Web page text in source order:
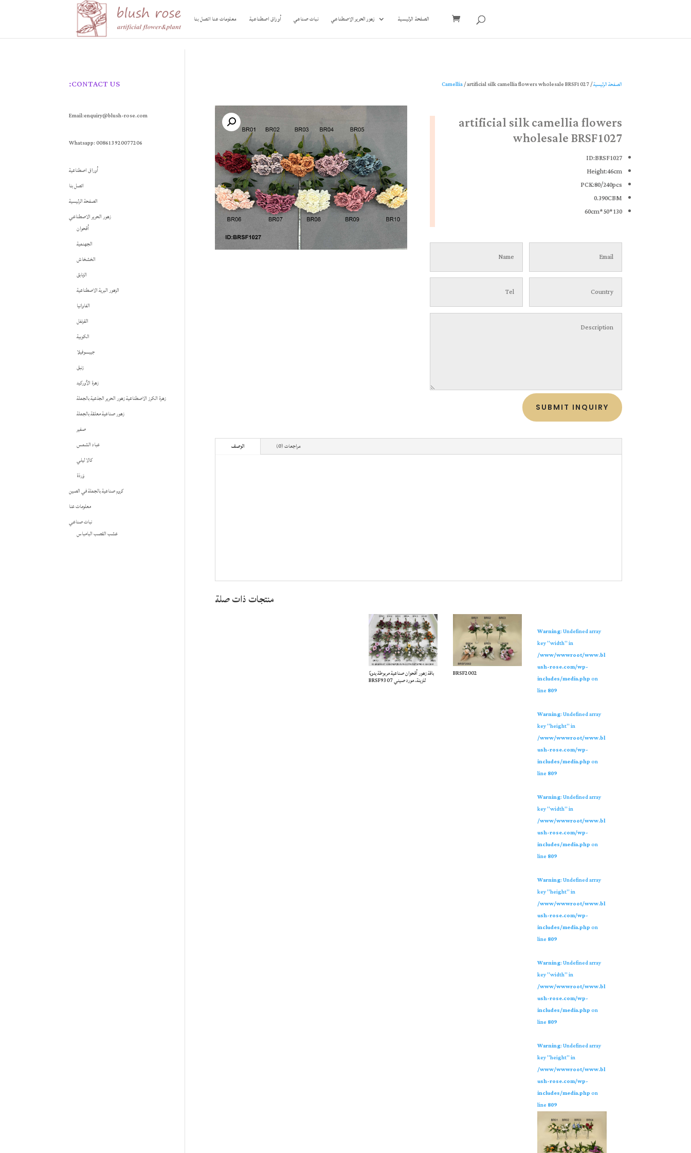
الصفحة الرئيسية
زهور الحرير الاصطناعي نبات صناعي أوراق اصطناعية معلومات عنا اتصل بنا
الصفحة الرئيسية/
Camellia/ artificial silk camellia flowers wholesale BRSF1027
artificial silk camellia flowers
wholesale BRSF1027
ID:BRSF1027
Height:46cm
PCK:80/240pcs
0.390CBM
130*50*60cm
SUBMIT INQUIRY
الوصف مراجعات (0)
منتجات ذات صلة
Warning: Undefined array
key "width" in
/www/wwwroot/www.bl
ush-rose.com/wp-
includes/media.phpon
line 809
Warning: Undefined array
key "height" in
/www/wwwroot/www.bl
ush-rose.com/wp-
includes/media.phpon
line 809
Warning: Undefined array
key "width" in
/www/wwwroot/www.bl
ush-rose.com/wp-
includes/media.phpon
line 809
Warning: Undefined array
key "height" in
/www/wwwroot/www.bl
ush-rose.com/wp-
includes/media.phpon
line 809
Warning: Undefined array
key "width" in
/www/wwwroot/www.bl
ush-rose.com/wp-
includes/media.phpon
line 809
Warning: Undefined array
key "height" in
/www/wwwroot/www.bl
ush-rose.com/wp-
includes/media.phpon
line 809
BRSF2002 باقة زهور أقحوان صناعية مربوطة يدويًا
للزينة، مورد صيني BRSF9307
CONTACT US:
Email:enquiry@blush-rose.com
Whatsapp: 008613920077206
أوراق اصطناعية
اتصل بنا
الصفحة الرئيسية
زهور الحرير الاصطناعي
أقحوان
الجهنمية
الخشخاش
الزنابق
الزهور البرية الاصطناعية
الفاوانيا
القرنفل
الكوبية
جيبسوفيلا
زنبق
زهرة الأوركيد
زهرة الكرز الاصطناعية زهور الحرير الجذعية بالجملة
زهور صناعية معلقة بالجملة
صفير
عباد الشمس
كالا ليلي
وَردَة
كروم صناعية بالجملة في الصين
معلومات عنا
نبات صناعي
عشب القصب البامباس